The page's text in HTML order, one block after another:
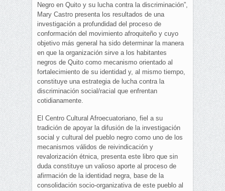
Negro en Quito y su lucha contra la discriminación”,
Mary Castro presenta los resultados de una
investigación a profundidad del proceso de
conformación del movimiento afroquiteño y cuyo
objetivo más general ha sido determinar la manera
en que la organización sirve a los habitantes
negros de Quito como mecanismo orientado al
fortalecimiento de su identidad y, al mismo tiempo,
constituye una estrategia de lucha contra la
discriminación social/racial que enfrentan
cotidianamente.
El Centro Cultural Afroecuatoriano, fiel a su
tradición de apoyar la difusión de la investigación
social y cultural del pueblo negro como uno de los
mecanismos válidos de reivindicación y
revalorización étnica, presenta este libro que sin
duda constituye un valioso aporte al proceso de
afirmación de la identidad negra, base de la
consolidación socio-organizativa de este pueblo al